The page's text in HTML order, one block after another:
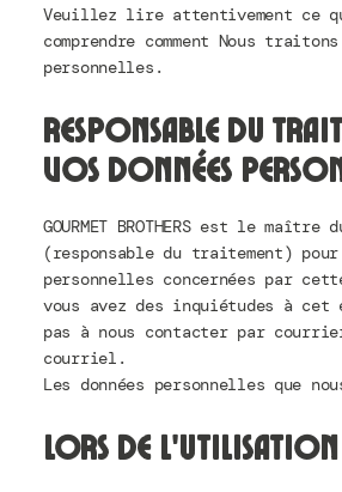
Veuillez lire attentivement ce
comprendre comment Nous
personnelles.
Responsable du
vos données
GOURMET BROTHERS est le
(responsable du traitement) pour
personnelles concernées par
vous avez des inquiétudes à cet
pas à nous contacter par
courriel.
Les données personnelles que
Lors de l’utilisation